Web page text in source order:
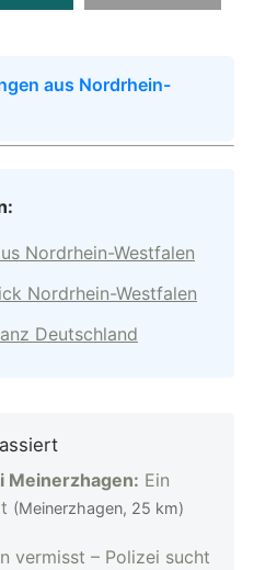
aus Nordrhein-
Nordrhein-Westfalen
Nordrhein-Westfalen
Deutschland
Meinerzhagen: Ein
(Meinerzhagen, 25 km)
vermisst – Polizei sucht